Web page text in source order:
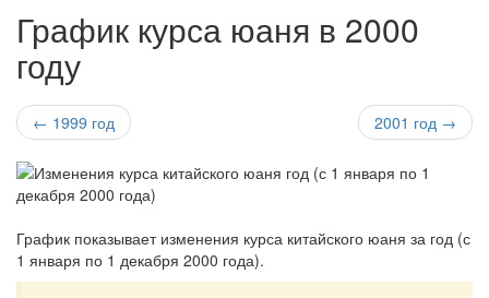
График курса юаня в 2000
году
← 1999 год 2001 год →
График показывает изменения курса китайского юаня за год (с
1 января по 1 декабря 2000 года).